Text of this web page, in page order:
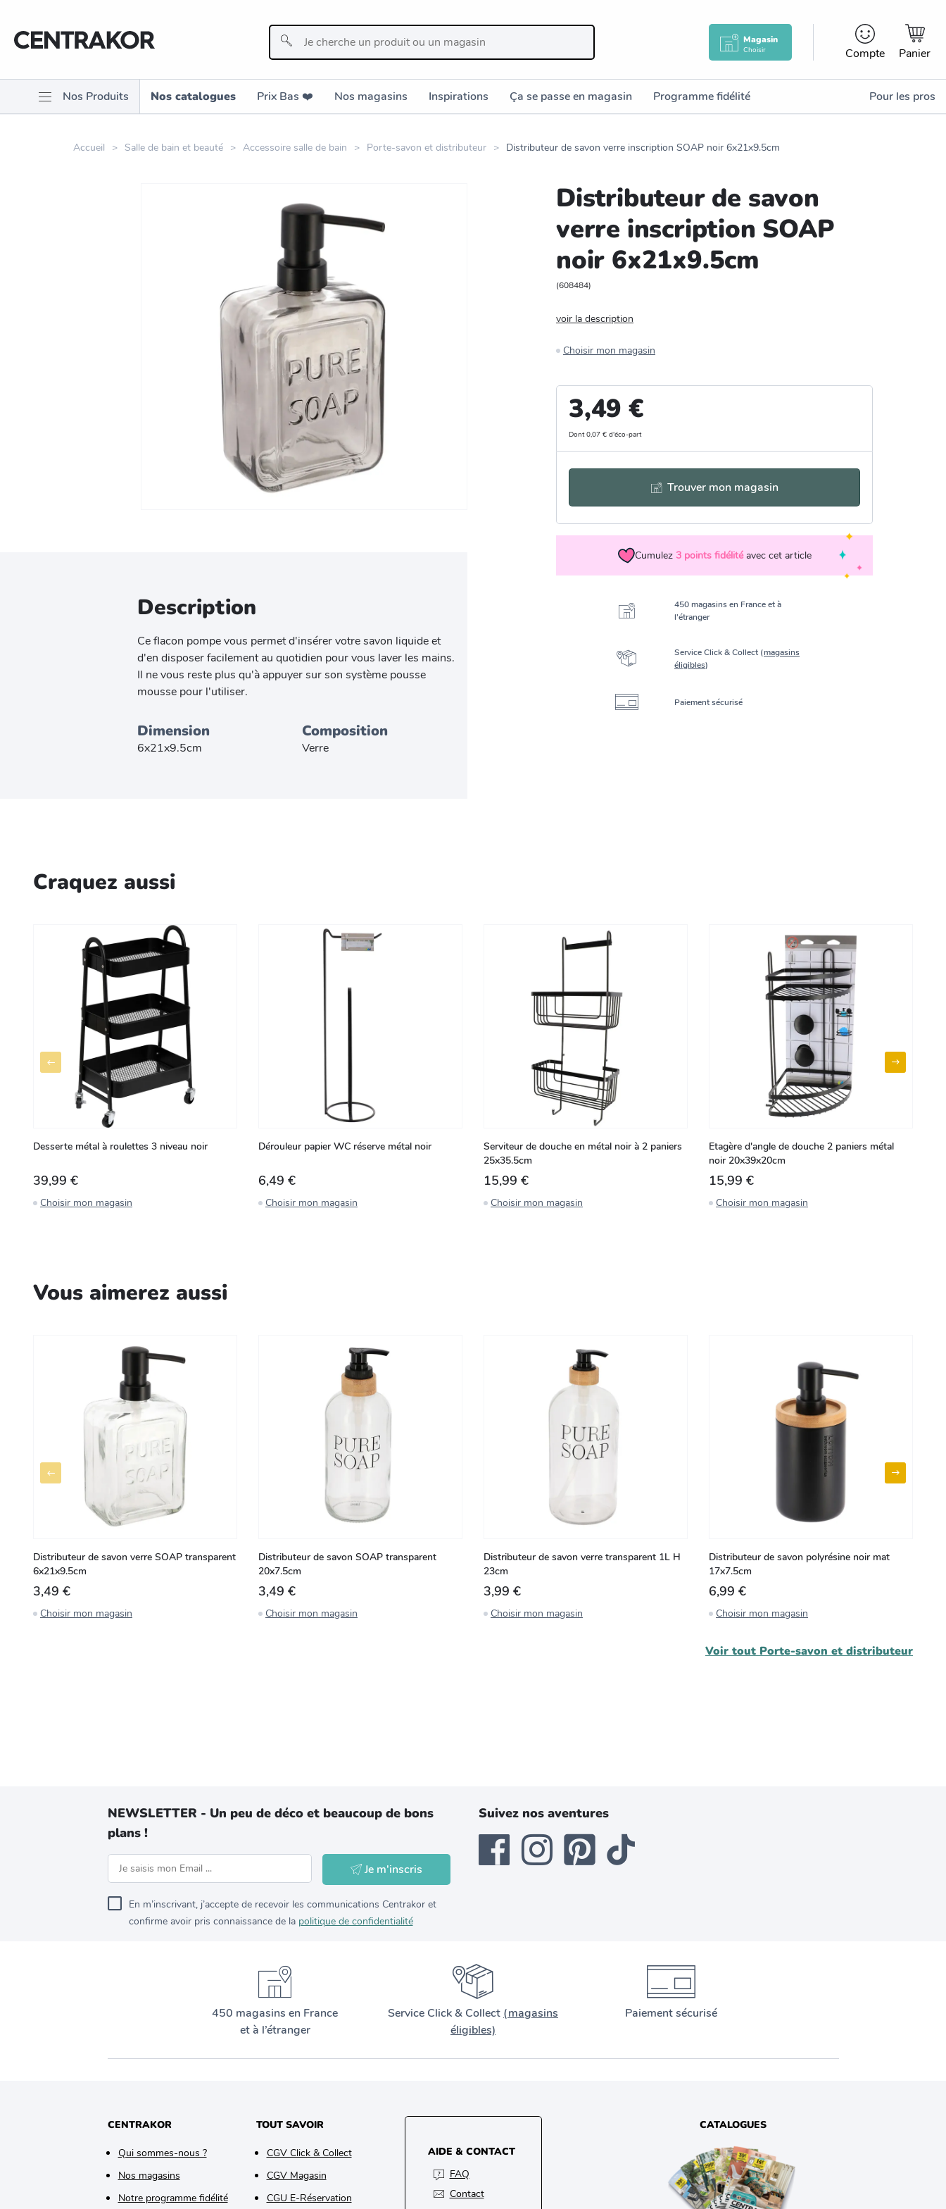
Magasin
Choisir Compte Panier
Nos Produits Nos catalogues Prix Bas ❤️️ Nos magasins Inspirations Ça se passe en magasin Programme fidélité Pour les pros
Accueil Salle de bain et beauté Accessoire salle de bain Porte-savon et distributeur Distributeur de savon verre inscription SOAP noir 6x21x9.5cm
Description
Ce flacon pompe vous permet d'insérer votre savon liquide et
d'en disposer facilement au quotidien pour vous laver les mains.
Il ne vous reste plus qu'à appuyer sur son système pousse
mousse pour l'utiliser.
Dimension
6x21x9.5cm
Composition
Verre
Distributeur de savon
verre inscription SOAP
noir 6x21x9.5cm
(608484)
voir la description
Choisir mon magasin
3,49 €
Dont 0,07 € d'éco-part
Trouver mon magasin
Cumulez 3 points fidélité avec cet article
450 magasins en France et à
l’étranger
Service Click & Collect (magasins
éligibles)
Paiement sécurisé
Craquez aussi
Desserte métal à roulettes 3 niveau noir
39,99 €
Choisir mon magasin
Dérouleur papier WC réserve métal noir
6,49 €
Choisir mon magasin
Serviteur de douche en métal noir à 2 paniers
25x35.5cm
15,99 €
Choisir mon magasin
Etagère d'angle de douche 2 paniers métal
noir 20x39x20cm
15,99 €
Choisir mon magasin
Vous aimerez aussi
Distributeur de savon verre SOAP transparent
6x21x9.5cm
3,49 €
Choisir mon magasin
Distributeur de savon SOAP transparent
20x7.5cm
3,49 €
Choisir mon magasin
Distributeur de savon verre transparent 1L H
23cm
3,99 €
Choisir mon magasin
Distributeur de savon polyrésine noir mat
17x7.5cm
6,99 €
Choisir mon magasin
Voir tout Porte-savon et distributeur
NEWSLETTER - Un peu de déco et beaucoup de bons
plans !
Je m'inscris
En m’inscrivant, j’accepte de recevoir les communications Centrakor et
confirme avoir pris connaissance de la politique de confidentialité
Suivez nos aventures
450 magasins en France
et à l’étranger
Service Click & Collect (magasins
éligibles)
Paiement sécurisé
CENTRAKOR
Qui sommes-nous ?
Nos magasins
Notre programme fidélité
TOUT SAVOIR
CGV Click & Collect
CGV Magasin
CGU E-Réservation
AIDE & CONTACT
FAQ
Contact
CATALOGUES